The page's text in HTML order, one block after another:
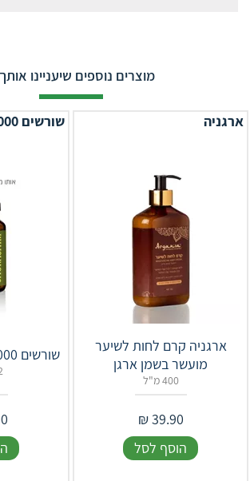
מוצרים נוספים שיעניינו
ארגניה
ארגניה קרם לחות לשיער
מועשר בשמן ארגן
400 מ"ל
39.90
₪
הוסף לסל
שורשים P-1000
שורשים ‎BRN-START P-1000